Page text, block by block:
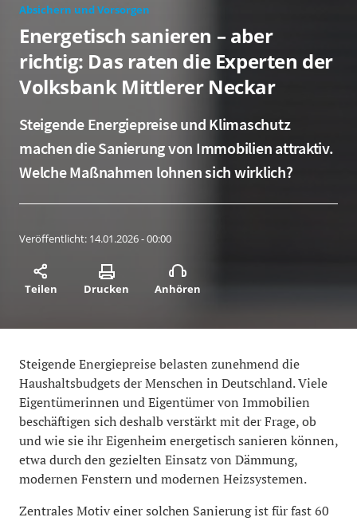
Absichern und Vorsorgen
Energetisch sanieren – aber
richtig: Das raten die Experten der
Volksbank Mittlerer Neckar
Steigende Energiepreise und Klimaschutz
machen die Sanierung von Immobilien attraktiv.
Welche Maßnahmen lohnen sich wirklich?
Veröffentlicht: 14.01.2026 - 00:00
Teilen Drucken Anhören
Steigende Energiepreise belasten zunehmend die
Haushaltsbudgets der Menschen in Deutschland. Viele
Eigentümerinnen und Eigentümer von Immobilien
beschäftigen sich deshalb verstärkt mit der Frage, ob
und wie sie ihr Eigenheim energetisch sanieren können,
etwa durch den gezielten Einsatz von Dämmung,
modernen Fenstern und modernen Heizsystemen.
Zentrales Motiv einer solchen Sanierung ist für fast 60